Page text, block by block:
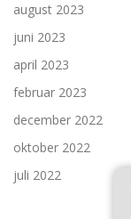
august 2023
juni 2023
april 2023
februar 2023
december 2022
oktober 2022
juli 2022